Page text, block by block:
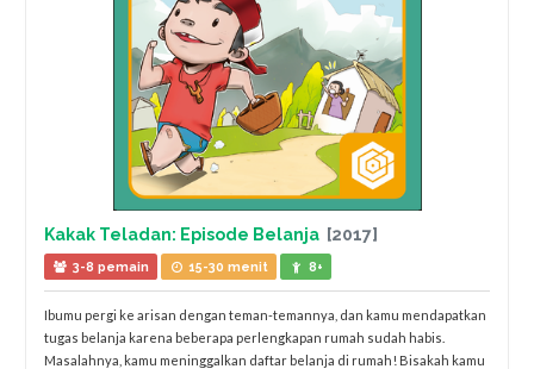
Kakak Teladan: Episode Belanja [2017]
3-8 pemain 15-30 menit 8+
Ibumu pergi ke arisan dengan teman-temannya, dan kamu mendapatkan
tugas belanja karena beberapa perlengkapan rumah sudah habis.
Masalahnya, kamu meninggalkan daftar belanja di rumah! Bisakah kamu